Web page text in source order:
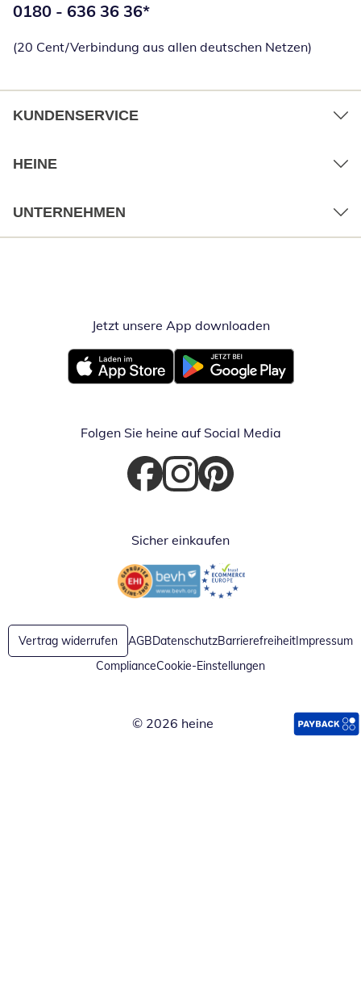
Telefonnummer:
0180 - 636 36 36*
(20 Cent/Verbindung aus allen deutschen Netzen)
KUNDENSERVICE
HEINE
UNTERNEHMEN
Jetzt unsere App downloadenÖffnet in
Öffnet in neuem FensterÖffnet in neuem Fenster
Folgen Sie heine auf Social Media
Öffnet in neuem Fenster
Öffnet in neuem Fenster
Öffnet in neuem Fenster
Sicher einkaufen
Öffnet in neuem FensterÖffnet in neuem Fenster
Vertrag widerrufen AGBDatenschutzBarrierefreiheit Impressum
ComplianceCookie-Einstellungen
© 2026 heine